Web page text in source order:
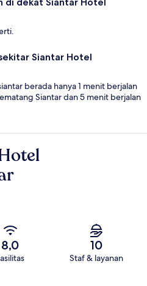
Siantar Hotel
berada hanya 1 menit berjalan
Siantar dan 5 menit berjalan
8,0 10
Staf & layanan